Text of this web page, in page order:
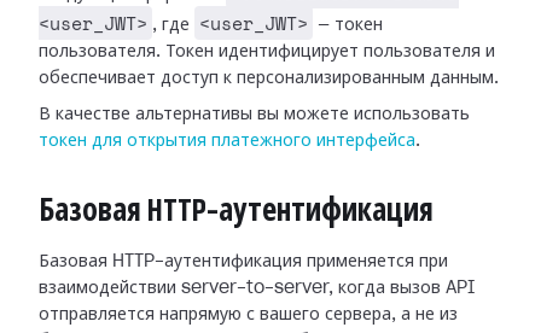
<user_JWT> , где <user_JWT>
— токен
пользователя. Токен идентифицирует пользователя и
обеспечивает доступ к персонализированным данным.
В качестве альтернативы вы можете использовать
токен для открытия платежного интерфейса.
Базовая HTTP-аутентификация
Базовая HTTP-аутентификация применяется при
взаимодействии server-to-server, когда вызов API
отправляется напрямую с вашего сервера, а не из